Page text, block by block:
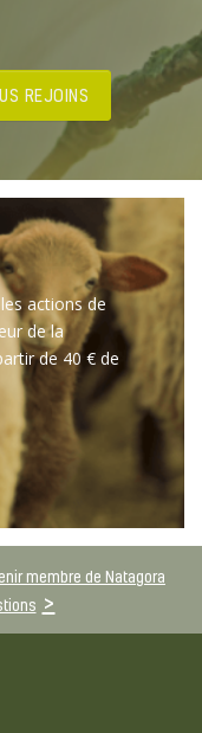
REJOINS
actions de
de la
de 40 € de
membre de Natagora